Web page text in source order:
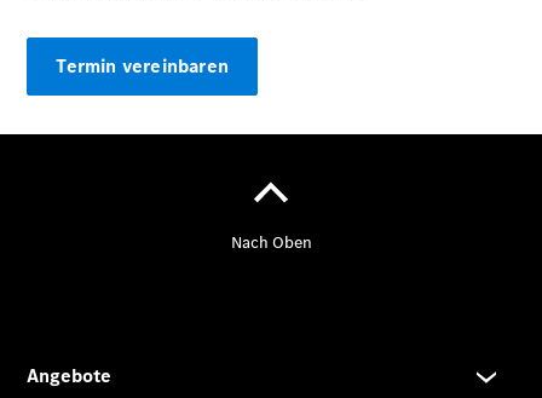
Übersicht
Unfallreparaturen
Entsorgung
Reparatur
Termin vereinbaren